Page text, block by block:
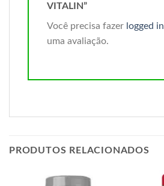
VITALIN”
Você precisa fazer logged in
uma avaliação.
PRODUTOS RELACIONADOS